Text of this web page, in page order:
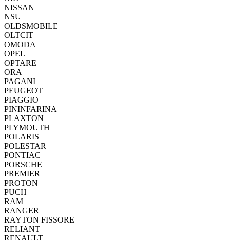
NISSAN
NSU
OLDSMOBILE
OLTCIT
OMODA
OPEL
OPTARE
ORA
PAGANI
PEUGEOT
PIAGGIO
PININFARINA
PLAXTON
PLYMOUTH
POLARIS
POLESTAR
PONTIAC
PORSCHE
PREMIER
PROTON
PUCH
RAM
RANGER
RAYTON FISSORE
RELIANT
RENAULT